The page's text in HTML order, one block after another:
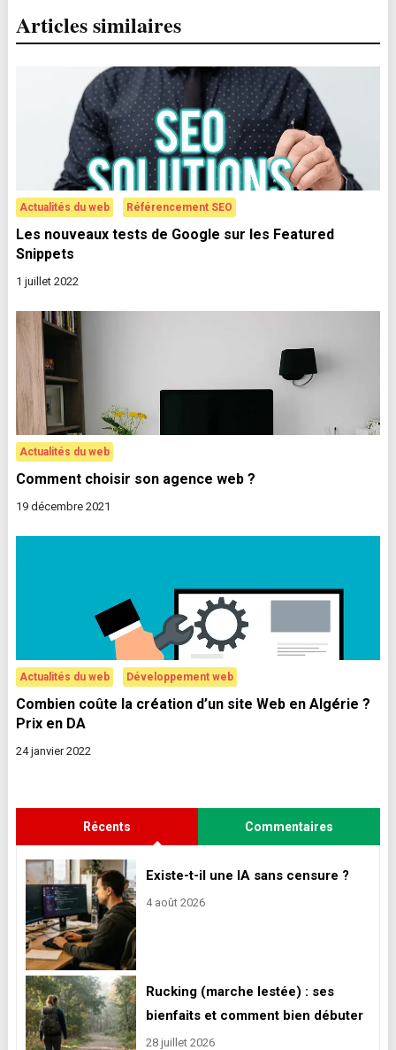
Articles similaires
Actualités du web Référencement SEO
Les nouveaux tests de Google sur les Featured
Snippets
1 juillet 2022
Actualités du web
Comment choisir son agence web ?
19 décembre 2021
Actualités du web Développement web
Combien coûte la création d’un site Web en Algérie ?
Prix en DA
24 janvier 2022
Récents Commentaires
Existe-t-il une IA sans censure ?
4 août 2026
Rucking (marche lestée) : ses
bienfaits et comment bien débuter
28 juillet 2026